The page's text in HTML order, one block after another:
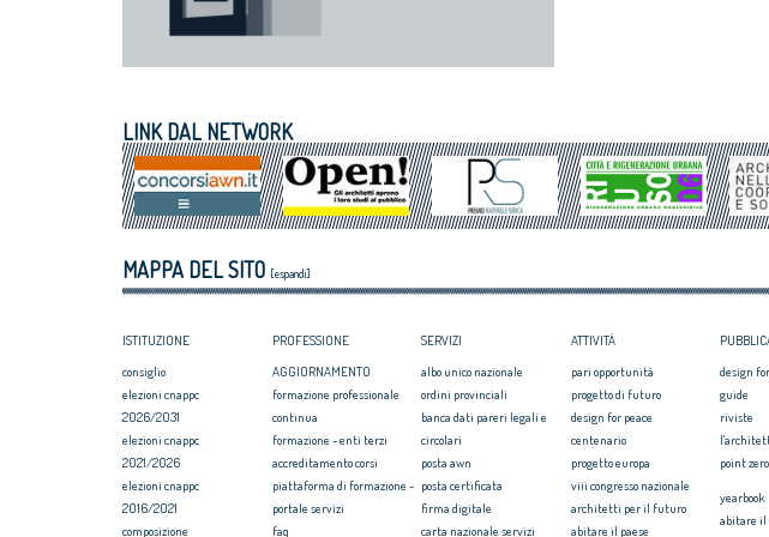
LINK DAL NETWORK
MAPPA DEL SITO [espandi]
ISTITUZIONE
consiglio
elezioni cnappc
2026/2031
elezioni cnappc
2021/2026
elezioni cnappc
2016/2021
composizione
PROFESSIONE
AGGIORNAMENTO
formazione professionale
continua
formazione - enti terzi
accreditamento corsi
piattaforma di formazione -
portale servizi
faq
SERVIZI
albo unico nazionale
ordini provinciali
banca dati pareri legali e
circolari
posta awn
posta certificata
firma digitale
carta nazionale servizi
ATTIVITÀ
pari opportunità
progetto di futuro
design for peace
centenario
progetto europa
viii congresso nazionale
architetti per il futuro
abitare il paese
design
guide
riviste
point zero
yearbook
abitare il